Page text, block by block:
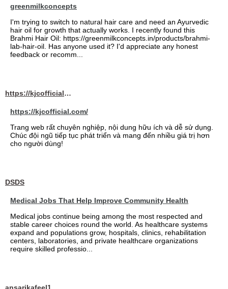
greenmilkconcepts
I'm trying to switch to natural hair care and need an Ayurvedic
hair oil for growth that actually works. I recently found this
Brahmi Hair Oil: https://greenmilkconcepts.in/products/brahmi-
lab-hair-oil. Has anyone used it? I'd appreciate any honest
feedback or recomm...
https://kjcofficial.com/
https://kjcofficial.com/
Trang web rất chuyên nghiệp, nội dung hữu ích và dễ sử dụng.
Chúc đội ngũ tiếp tục phát triển và mang đến nhiều giá trị hơn
cho người dùng!
DSDS
Medical Jobs That Help Improve Community Health
Medical jobs continue being among the most respected and
stable career choices round the world. As healthcare systems
expand and populations grow, hospitals, clinics, rehabilitation
centers, laboratories, and private healthcare organizations
require skilled professio...